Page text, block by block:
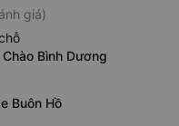
giá)
Bình Dương
Buôn Hồ